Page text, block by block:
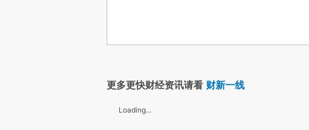
更多更快财经资讯请看 财新一线
Loading...